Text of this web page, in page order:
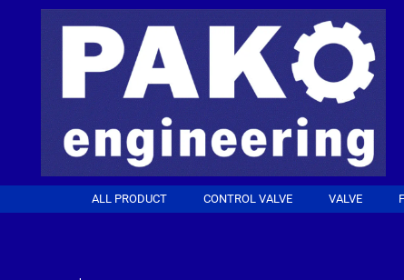
ALL PRODUCT CONTROL VALVE VALVE